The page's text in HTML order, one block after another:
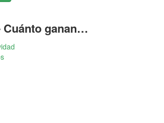
Cuánto ganan…